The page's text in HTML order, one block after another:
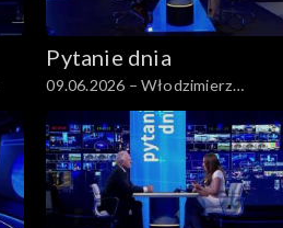
Pytanie dnia
09.06.2026 – Włodzimierz
Czarzasty